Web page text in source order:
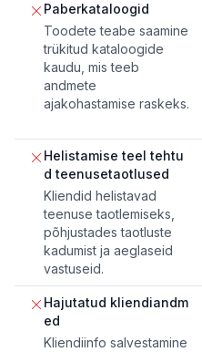
Paberkataloogid
Toodete teabe saamine
trükitud kataloogide
kaudu, mis teeb
andmete
ajakohastamise raskeks.
Helistamise teel tehtu
d teenusetaotlused
Kliendid helistavad
teenuse taotlemiseks,
põhjustades taotluste
kadumist ja aeglaseid
vastuseid.
Hajutatud kliendiandm
ed
Kliendiinfo salvestamine